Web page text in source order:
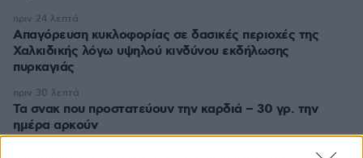
Απαγόρευση κυκλοφορίας σε δασικές περιοχές της
Χαλκιδικής λόγω υψηλού κινδύνου εκδήλωσης
πυρκαγιάς
πριν 24 λεπτά
Τα σνακ που προστατεύουν την καρδιά – 30 γρ. την
ημέρα αρκούν
πριν 30 λεπτά